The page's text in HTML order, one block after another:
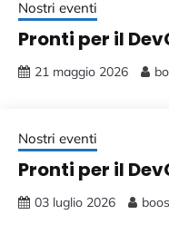
Nostri eventi
Pronti per il
21 maggio 2026
Nostri eventi
Pronti per il
03 luglio 2026